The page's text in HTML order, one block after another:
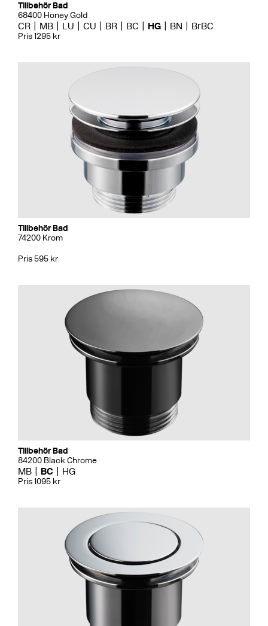
Tillbehör Bad
68400 Honey Gold
CR MB LU CU BR BC HG BN BrBC
Pris 1295 kr
Tillbehör Bad
74200 Krom
Pris 595 kr
Tillbehör Bad
84200 Black Chrome
MB BC HG
Pris 1095 kr